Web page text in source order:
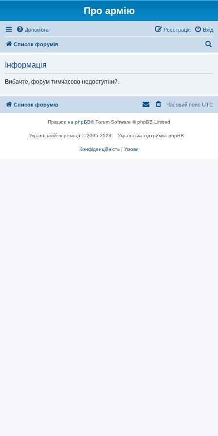
Про армію
Допомога Вхід
Реєстрація
Список форумів
Інформація
Вибачте, форум тимчасово недоступний.
Список форумів Часовий пояс UTC
Працює на phpBB® Forum Software © phpBB Limited
Український переклад © 2005-2023 Українська підтримка phpBB
Конфіденційність | Умови